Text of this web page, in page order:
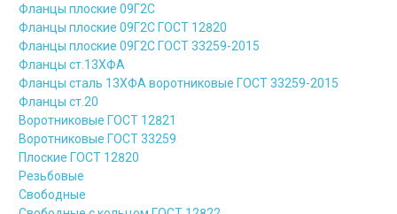
Фланцы плоские 09Г2С
Фланцы плоские 09Г2С ГОСТ 12820
Фланцы плоские 09Г2С ГОСТ 33259-2015
Фланцы ст.13ХФА
Фланцы сталь 13ХФА воротниковые ГОСТ 33259-2015
Фланцы ст.20
Воротниковые ГОСТ 12821
Воротниковые ГОСТ 33259
Плоские ГОСТ 12820
Резьбовые
Свободные